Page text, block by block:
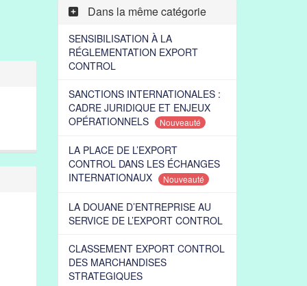
Dans la même catégorie
SENSIBILISATION À LA
RÉGLEMENTATION EXPORT
CONTROL
SANCTIONS INTERNATIONALES :
CADRE JURIDIQUE ET ENJEUX
OPÉRATIONNELS
Nouveauté
LA PLACE DE L’EXPORT
CONTROL DANS LES ÉCHANGES
INTERNATIONAUX
Nouveauté
LA DOUANE D’ENTREPRISE AU
SERVICE DE L’EXPORT CONTROL
CLASSEMENT EXPORT CONTROL
DES MARCHANDISES
STRATEGIQUES